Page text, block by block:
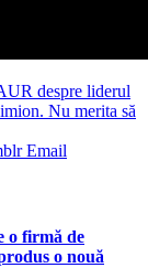
despre liderul
Nu merita să
Email
o firmă de
o nouă